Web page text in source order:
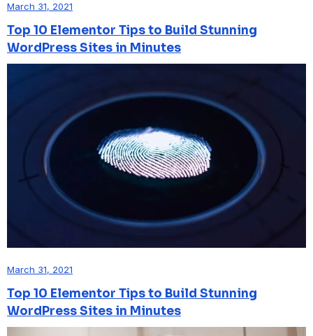
March 31, 2021
Top 10 Elementor Tips to Build Stunning
WordPress Sites in Minutes
March 31, 2021
Top 10 Elementor Tips to Build Stunning
WordPress Sites in Minutes